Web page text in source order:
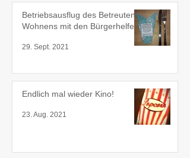
Betriebsausflug des Betreuten
Wohnens mit den Bürgerhelfern
29. Sept. 2021
Endlich mal wieder Kino!
23. Aug. 2021